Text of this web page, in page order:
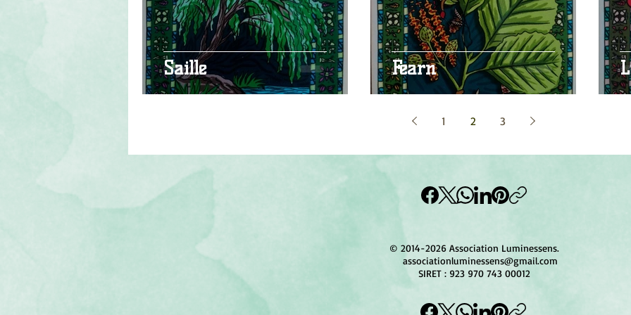
Saille Fearn
1 2 3
© 2014-2026 Association Luminessens.
associationluminessens@gmail.com
SIRET : 923 970 743 00012